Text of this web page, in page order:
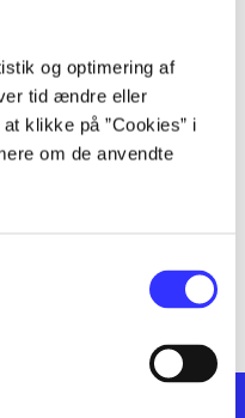
og optimering af
tid ændre eller
klikke på ”Cookies” i
om de anvendte